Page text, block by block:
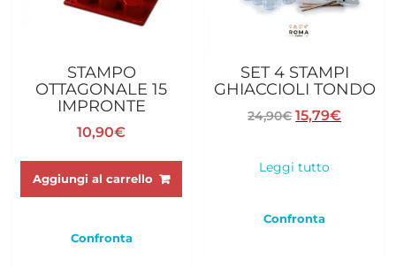
STAMPO
OTTAGONALE 15
IMPRONTE
10,90€
Aggiungi al carrello
Confronta
SET 4 STAMPI
GHIACCIOLI TONDO
24,90€ Il
era:
15,79€Il
Leggi tutto
Confronta